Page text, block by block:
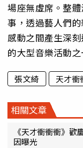
場座無虛席。整
事，透過藝人們
感動之間產生深
的大型音樂活動之
張文綺 天才衝
相關文章
《天才衝衝衝》
因曝光